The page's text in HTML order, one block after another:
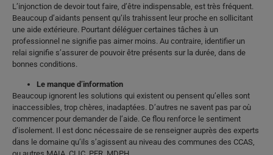
L’injonction de devoir tout faire, d’être indispensable, est très fréquent.
Beaucoup d’aidants pensent qu’ils trahissent leur proche en sollicitant
une aide extérieure. Pourtant déléguer certaines tâches à un
professionnel ne signifie pas aimer moins. Au contraire, identifier un
relai signifie s’assurer de pouvoir être présents sur la durée, dans de
bonnes conditions.
Le manque d’information
Beaucoup ignorent les solutions qui existent ou pensent qu’elles sont
inaccessibles, trop chères, inadaptées. D’autres ne savent pas par où
commencer pour demander de l’aide. Ce flou renforce le sentiment
d’isolement. Il est donc nécessaire de se renseigner auprès des experts
dans le domaine qu’ils s’agissent au niveau des communes des CCAS,